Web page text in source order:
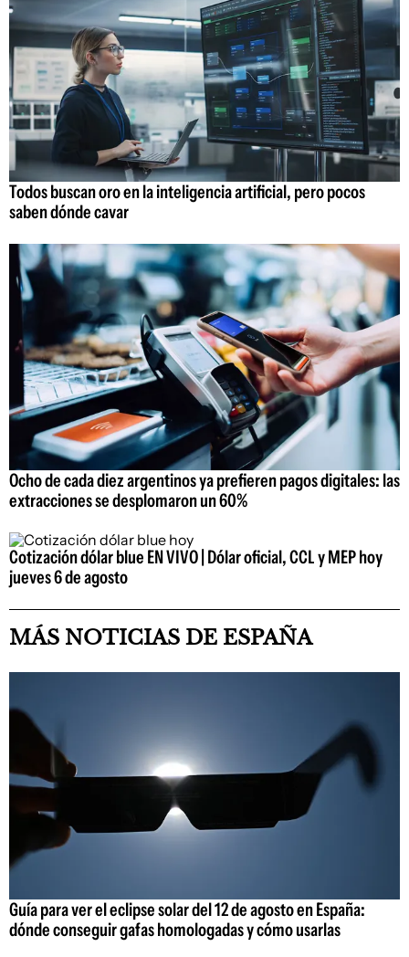
Todos buscan oro en la inteligencia artificial, pero pocos
saben dónde cavar
Ocho de cada diez argentinos ya prefieren pagos digitales: las
extracciones se desplomaron un 60%
Cotización dólar blue EN VIVO | Dólar oficial, CCL y MEP hoy
jueves 6 de agosto
MÁS NOTICIAS DE ESPAÑA
Guía para ver el eclipse solar del 12 de agosto en España:
dónde conseguir gafas homologadas y cómo usarlas